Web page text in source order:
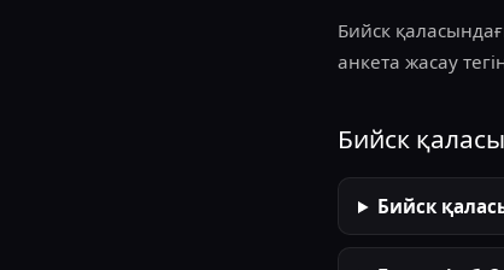
Бийск
анкета жасау
Бийск
Бийск